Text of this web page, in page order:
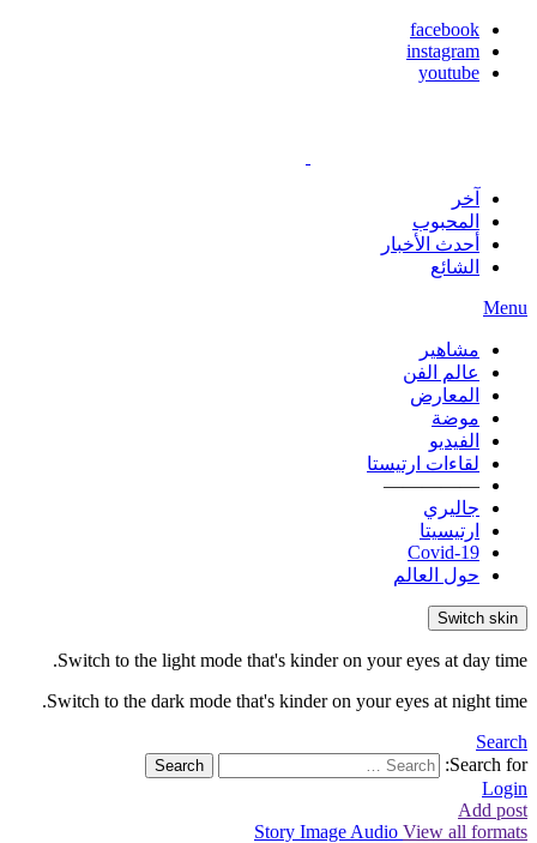
facebook
instagram
youtube
آخر
المحبوب
أحدث الأخبار
الشائع
Menu
مشاهير
عالم الفن
المعارض
موضة
الفيديو
لقاءات ارتيستا
—————
جاليري
ارتيسيتا
Covid-19
حول العالم
Switch skin
Switch to the light mode that's kinder on your eyes at day time.
Switch to the dark mode that's kinder on your eyes at night time.
Search
Search for:
Search
Login
Add post
Story Image Audio View all formats